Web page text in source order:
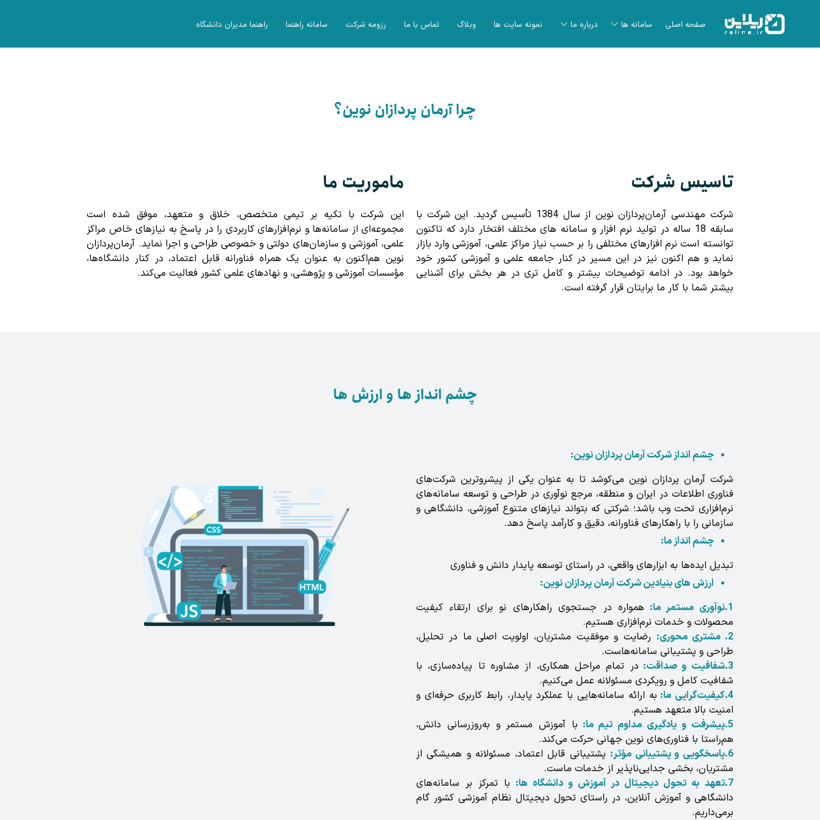
صفحه اصلی سامانه ها درباره ما نمونه سایت ها وبلاگ تماس با ما رزومه شرکت سامانه راهنما راهنما مدیران دانشگاه
چرا آرمان پردازان نوین؟
تاسیس شرکت
شرکت مهندسی آرمان‌پردازان نوین از سال 1384 تأسیس گردید. این شرکت با
سابقه 18 ساله در تولید نرم افزار و سامانه های مختلف افتخار دارد که تاکنون
توانسته است نرم افزارهای مختلفی را بر حسب نیاز مراکز علمی، آموزشی وارد بازار
نماید و هم اکنون نیز در این مسیر در کنار جامعه علمی و آموزشی کشور خود
خواهد بود. در ادامه توضیحات بیشتر و کامل تری در هر بخش برای آشنایی
بیشتر شما با کار ما برایتان قرار گرفته است.
ماموریت ما
این شرکت با تکیه بر تیمی متخصص، خلاق و متعهد، موفق شده است
مجموعه‌ای از سامانه‌ها و نرم‌افزارهای کاربردی را در پاسخ به نیازهای خاص مراکز
علمی، آموزشی و سازمان‌های دولتی و خصوصی طراحی و اجرا نماید. آرمان‌پردازان
نوین هم‌اکنون به عنوان یک همراه فناورانه قابل اعتماد، در کنار دانشگاه‌ها،
مؤسسات آموزشی و پژوهشی، و نهادهای علمی کشور فعالیت می‌کند.
چشم انداز ها و ارزش ها
چشم انداز شرکت آرمان پردازان نوین:
شرکت آرمان پردازان نوین می‌کوشد تا به عنوان یکی از پیشروترین شرکت‌های
فناوری اطلاعات در ایران و منطقه، مرجع نوآوری در طراحی و توسعه سامانه‌های
نرم‌افزاری تحت وب باشد؛ شرکتی که بتواند نیازهای متنوع آموزشی، دانشگاهی و
سازمانی را با راهکارهای فناورانه، دقیق و کارآمد پاسخ دهد.
چشم انداز ما:
تبدیل ایده‌ها به ابزارهای واقعی، در راستای توسعه پایدار دانش و فناوری
ارزش های بنیادین شرکت آرمان پردازان نوین:
1.نوآوری مستمر ما:
همواره در جستجوی راهکارهای نو برای ارتقاء کیفیت
محصولات و خدمات نرم‌افزاری هستیم.
2. مشتری محوری:
رضایت و موفقیت مشتریان، اولویت اصلی ما در تحلیل،
طراحی و پشتیبانی سامانه‌هاست.
3.شفافیت و صداقت:
در تمام مراحل همکاری، از مشاوره تا پیاده‌سازی، با
شفافیت کامل و رویکردی مسئولانه عمل می‌کنیم.
4.کیفیت‌گرایی ما:
به ارائه سامانه‌هایی با عملکرد پایدار، رابط کاربری حرفه‌ای و
امنیت بالا متعهد هستیم.
5.پیشرفت و یادگیری مداوم تیم ما:
با آموزش مستمر و به‌روزرسانی دانش،
هم‌راستا با فناوری‌های نوین جهانی حرکت می‌کند.
6.پاسخگویی و پشتیبانی مؤثر:
پشتیبانی قابل اعتماد، مسئولانه و همیشگی از
مشتریان، بخشی جدایی‌ناپذیر از خدمات ماست.
7.تعهد به تحول دیجیتال در آموزش و دانشگاه‌ ها:
با تمرکز بر سامانه‌های
دانشگاهی و آموزش آنلاین، در راستای تحول دیجیتال نظام آموزشی کشور گام
برمی‌داریم.